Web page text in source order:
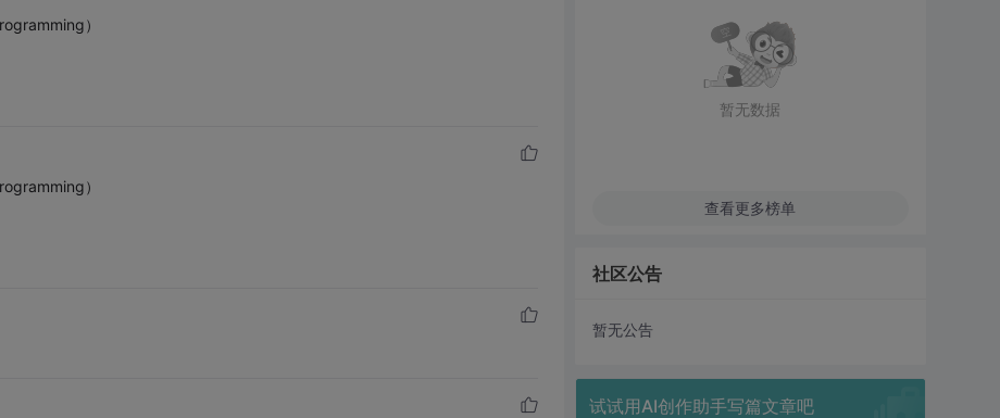
）
）
暂无数据
查看更多榜单
社区公告
暂无公告
试试用AI创作助手写篇文章吧